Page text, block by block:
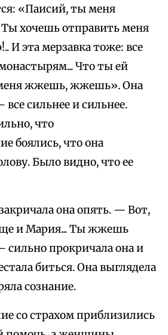
«Паисий, ты меня
хочешь отправить меня
И эта мерзавка тоже: все
Что ты ей
жжешь, жжешь». Она
сильнее и сильнее.
что
боялись, что она
Было видно, что ее
она опять. — Вот,
и Мария... Ты жжешь
прокричала она и
биться. Она выглядела
сознание.
со страхом приблизились